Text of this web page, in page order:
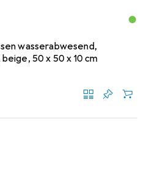
wasserabwesend,
50 x 50 x 10 cm